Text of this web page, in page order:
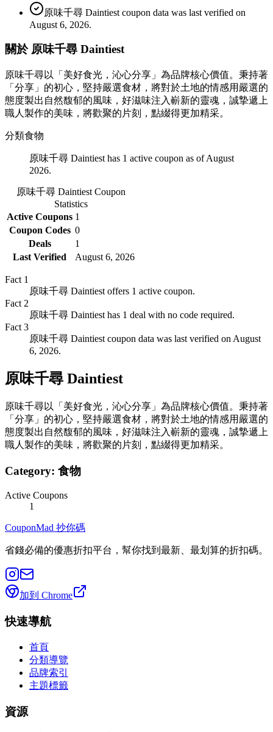
原味千尋 Daintiest coupon data was last verified on
August 6, 2026.
關於 原味千尋 Daintiest
原味千尋以「美好食光，沁心分享」為品牌核心價值。秉持著
「分享」的初心，堅持嚴選食材，將對於土地的情感用嚴選的
態度製出自然馥郁的風味，好滋味注入嶄新的靈魂，誠摯遞上
職人製作的美味，將歡聚的片刻，點綴得更加精采。
分類食物
原味千尋 Daintiest has 1 active coupon as of August
2026.
原味千尋 DaintiestCoupon
Statistics
Active Coupons 1
Coupon Codes 0
Deals
1
Last Verified
August 6, 2026
Fact 1
原味千尋 Daintiest offers 1 active coupon.
Fact 2
原味千尋 Daintiest has 1 deal with no code required.
Fact 3
原味千尋 Daintiest coupon data was last verified on August
6, 2026.
原味千尋 Daintiest
原味千尋以「美好食光，沁心分享」為品牌核心價值。秉持著
「分享」的初心，堅持嚴選食材，將對於土地的情感用嚴選的
態度製出自然馥郁的風味，好滋味注入嶄新的靈魂，誠摯遞上
職人製作的美味，將歡聚的片刻，點綴得更加精采。
Category: 食物
Active Coupons
1
CouponMad 抄你碼
省錢必備的優惠折扣平台，幫你找到最新、最划算的折扣碼。
加到 Chrome
快速導航
首頁
分類導覽
品牌索引
主題標籤
資源